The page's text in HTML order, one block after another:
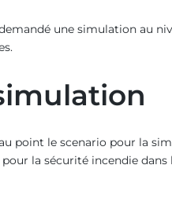
une simulation au
point le scenario pour la
la sécurité incendie